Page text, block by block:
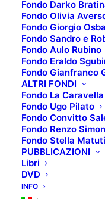
Fondo Darko
Fondo Olivia
Fondo Giorgio
Fondo Sandro e
Fondo Aulo Rubino
Fondo Eraldo
Fondo Gianfranco
ALTRI FONDI
Fondo La
Fondo Ugo Pilato
Fondo Convitto
Fondo Renzo
Fondo Stella
PUBBLICAZIONI
Libri
DVD
INFO
Editore: Il
Collana: Opere e
Data di
ISBN: 978-88-428-
SOMMARIO:
Definito dalla
che sia mai stato
tra i due grandi
interrogazione
linguaggio, la sua
al montaggio, al
succedersi delle